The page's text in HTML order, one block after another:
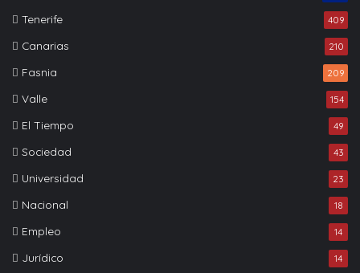
Tenerife 409
Canarias 210
Fasnia 209
Valle 154
El Tiempo 49
Sociedad 43
Universidad 23
Nacional 18
Empleo 14
Jurídico 14